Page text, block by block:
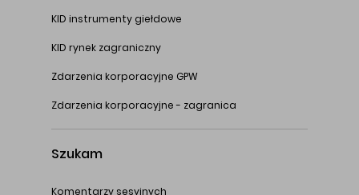
KID instrumenty giełdowe
KID rynek zagraniczny
Zdarzenia korporacyjne GPW
Zdarzenia korporacyjne - zagranica
Szukam
Komentarzy sesyjnych